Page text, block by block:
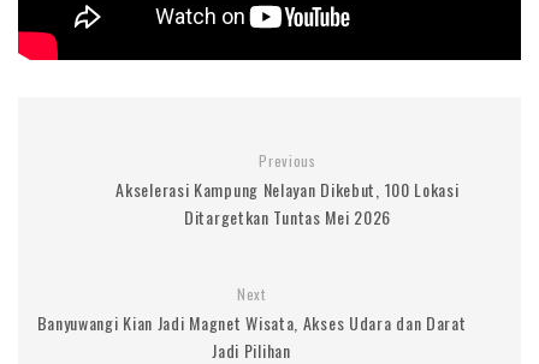
Previous
Akselerasi Kampung Nelayan Dikebut, 100 Lokasi
Ditargetkan Tuntas Mei 2026
Next
Banyuwangi Kian Jadi Magnet Wisata, Akses Udara dan Darat
Jadi Pilihan